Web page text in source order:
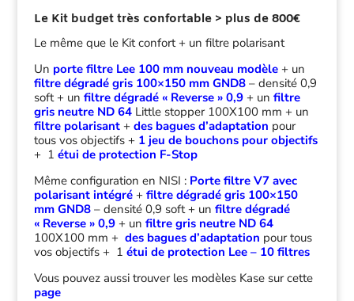
Le Kit budget très confortable > plus de 800€
Le même que le Kit confort + un filtre polarisant
Un porte filtre Lee 100 mm nouveau modèle+ un
filtre dégradé gris 100×150 mm GND8 – densité 0,9
soft + un filtre dégradé « Reverse » 0,9+ un filtre
gris neutre ND 64Little stopper 100X100 mm + un
filtre polarisant + des bagues d’adaptation pour
tous vos objectifs + 1 jeu de bouchons pour objectifs
+ 1 étui de protection F-Stop
Même configuration en NISI : Porte filtre V7 avec
polarisant intégré+ filtre dégradé gris 100×150
mm GND8– densité 0,9 soft + un filtredégradé
« Reverse » 0,9+ un filtre gris neutre ND 64
100X100 mm + des bagues d’adaptation pour tous
vos objectifs + 1 étui de protection Lee – 10 filtres
Vous pouvez aussi trouver les modèles Kase sur cette
page